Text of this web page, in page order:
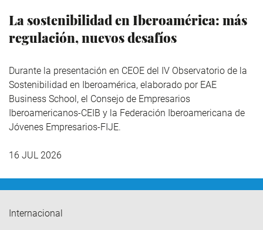
La sostenibilidad en Iberoamérica: más
regulación, nuevos desafíos
Durante la presentación en CEOE del IV Observatorio de la
Sostenibilidad en Iberoamérica, elaborado por EAE
Business School, el Consejo de Empresarios
Iberoamericanos-CEIB y la Federación Iberoamericana de
Jóvenes Empresarios-FIJE.
16 JUL 2026
Internacional